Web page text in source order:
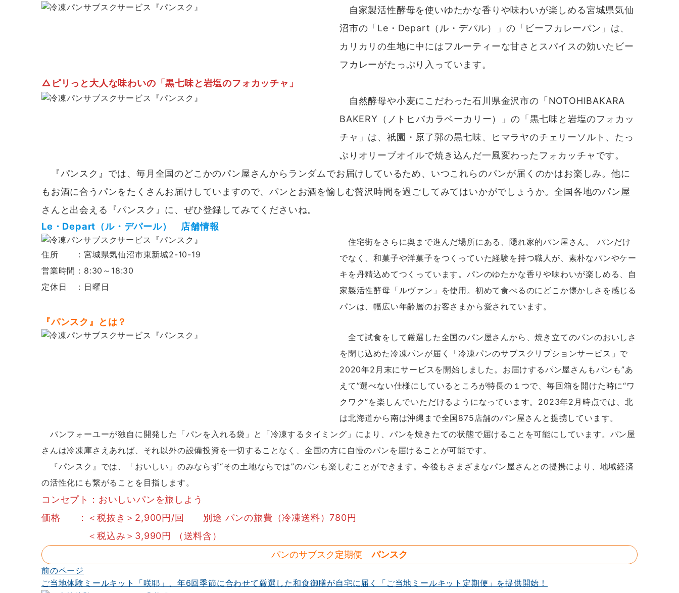
自家製活性酵母を使いゆたかな香りや味わいが楽しめる宮城県気仙
沼市の「Le・Depart（ル・デパル）」の「ビーフカレーパン」は、
カリカリの生地に中にはフルーティーな甘さとスパイスの効いたビー
フカレーがたっぷり 入っています。
△ ピリっと大人な味わいの「黒七味と岩塩のフォカッチャ」
自然酵母や小麦にこだわった石川県金沢市の「NOTOHIBAKARA
BAKERY（ノトヒバカラベーカリー）」の「黒七味と岩塩のフォカッ
チャ」は、 祇園・原了郭の黒七味、ヒマラヤのチェリーソルト、たっ
ぷりオリーブオイルで焼き込んだ一風変わったフォカッチャ です。
『パンスク』では、毎月全国のどこかのパン屋さんからランダムでお届けしているため、いつこれらのパンが届くのかはお楽しみ。他に
もお酒に合うパンをたくさんお届けしていますので、パンとお酒を愉しむ贅沢時間を過ごしてみてはいかがでしょうか。全国各地のパン屋
さんと出会える『パンスク』に、ぜひ登録してみてくださいね。
Le・Depart（ル・デパール） 店舗情報
住所 ：宮城県気仙沼市東新城2-10-19
営業時間：8:30～18:30
定休日 ：日曜日
住宅街をさらに奥まで進んだ場所にある、隠れ家的パン屋さん。 パンだけ
でなく、和菓子や洋菓子をつくっていた経験を持つ職人が、素朴なパンやケー
キを丹精込めてつくっています。パンのゆたかな香りや味わいが楽しめる、自
家製活性酵母「ルヴァン」を使用。初めて食べるのにどこか懐かしさを感じる
パンは、幅広い年齢層のお客さまから愛されています。
『パンスク』とは？
全て試食をして厳選した全国のパン屋さんから、焼き立てのパンのおいしさ
を閉じ込めた冷凍パンが届く「冷凍パンのサブスクリプションサービス」で
2020年2月末にサービスを開始しました。お届けするパン屋さんもパンも”あ
えて”選べない仕様にしているところが特長の１つで、毎回箱を開けた時に“ワ
クワク”を楽しんでいただけるようになっています。2023年2月時点では、北
は北海道から南は沖縄まで全国875店舗のパン屋さんと提携しています。
パンフォーユーが独自に開発した「パンを入れる袋」と「冷凍するタイミング」により、パンを焼きたての状態で届けることを可能にしています。パン屋
さんは冷凍庫さえあれば、それ以外の設備投資を一切することなく、全国の方に自慢のパンを届けることが可能です。
『パンスク』では、「おいしい」のみならず“その土地ならでは”のパンも楽しむことができます。今後もさまざまなパン屋さんとの提携により、地域経済
の活性化にも繋がることを目指します。
コンセプト：おいしいパンを旅しよう
価格 ：＜税抜き＞2,900円/回 別途 パンの旅費（冷凍送料）780円
＜税込み＞3,990円 （送料含）
パンのサブスク定期便パンスク
投
稿
前のページ
ご当地体験ミールキット「咲耶」、年6回季節に合わせて厳選した和食御膳が自宅に届く「ご当地ミールキット定期便」を提供開始！